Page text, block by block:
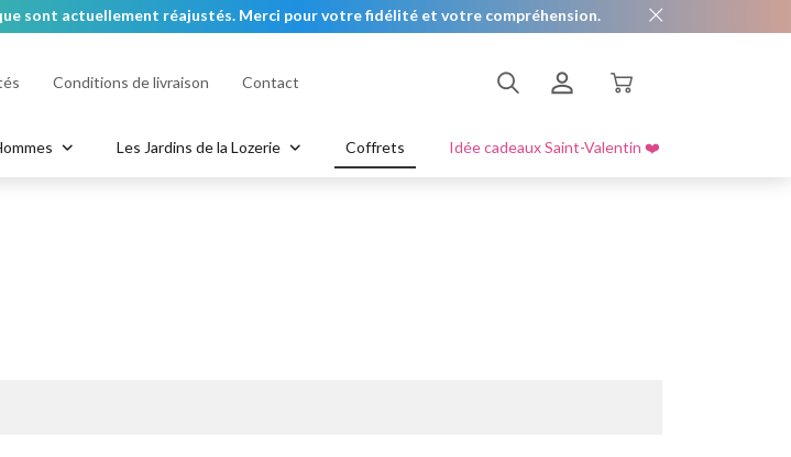
sont actuellement réajustés. Merci pour votre fidélité et votre compréhension.
Conditions de livraison Contact
S'enregistrer
ClariFort - Acné & Peaux grasses
Bagues
Nœuds Papillons Sacs bandoulières
Les Jardins de la Lozerie
Body Scrub
Coffrets Idée cadeaux Saint-Valentin ❤️